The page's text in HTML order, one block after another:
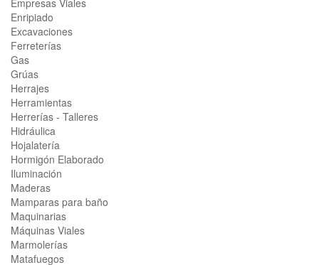
Empresas Viales
Enripiado
Excavaciones
Ferreterías
Gas
Grúas
Herrajes
Herramientas
Herrerías - Talleres
Hidráulica
Hojalatería
Hormigón Elaborado
Iluminación
Maderas
Mamparas para baño
Maquinarias
Máquinas Viales
Marmolerías
Matafuegos